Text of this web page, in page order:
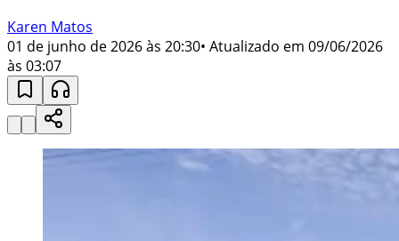
Karen Matos
01 de junho de 2026 às 20:30• Atualizado em 09/06/2026
às 03:07